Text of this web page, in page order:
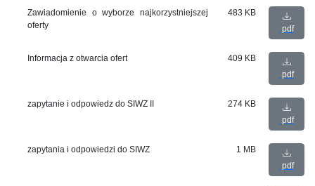
Zawiadomienie o wyborze najkorzystniejszej
oferty
483 KB
pdf
Informacja z otwarcia ofert
409 KB
pdf
zapytanie i odpowiedz do SIWZ II
274 KB
pdf
zapytania i odpowiedzi do SIWZ
1 MB
pdf